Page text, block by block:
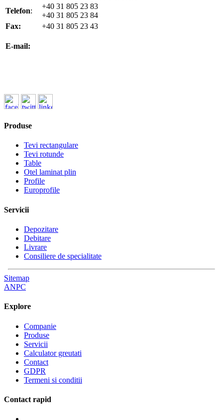
Telefon:
+40 31 805 23 83
+40 31 805 23 84
Fax:
+40 31 805 23 43
E-mail:
Produse
Tevi rectangulare
Tevi rotunde
Table
Otel laminat plin
Profile
Europrofile
Servicii
Depozitare
Debitare
Livrare
Consiliere de specialitate
Sitemap
ANPC
Explore
Companie
Produse
Servicii
Calculator greutati
Contact
GDPR
Termeni si conditii
Contact rapid